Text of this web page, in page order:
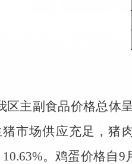
区主副食品价格总体
市场供应充足，猪
10.63%。鸡蛋价格自